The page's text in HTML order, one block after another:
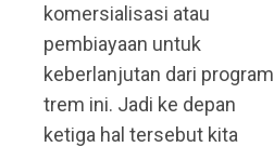
komersialisasi atau
pembiayaan untuk
keberlanjutan dari program
trem ini. Jadi ke depan
ketiga hal tersebut kita